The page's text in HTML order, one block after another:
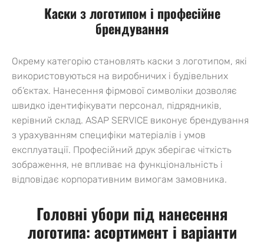
Каски з логотипом і професійне
брендування
Окрему категорію становлять каски з логотипом, які
використовуються на виробничих і будівельних
об’єктах. Нанесення фірмової символіки дозволяє
швидко ідентифікувати персонал, підрядників,
керівний склад. ASAP SERVICE виконує брендування
з урахуванням специфіки матеріалів і умов
експлуатації. Професійний друк зберігає чіткість
зображення, не впливає на функціональність і
відповідає корпоративним вимогам замовника.
Головні убори під нанесення
логотипа: асортимент і варіанти